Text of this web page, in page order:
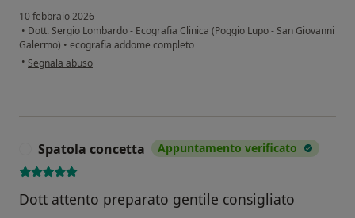
10 febbraio 2026
• Dott. Sergio Lombardo - Ecografia Clinica (Poggio Lupo - San Giovanni
Galermo) • ecografia addome completo
• secondo l'opinione dell'utente Verga
Segnala abuso
Spatola concetta Appuntamento verificato
Dott attento preparato gentile consigliato